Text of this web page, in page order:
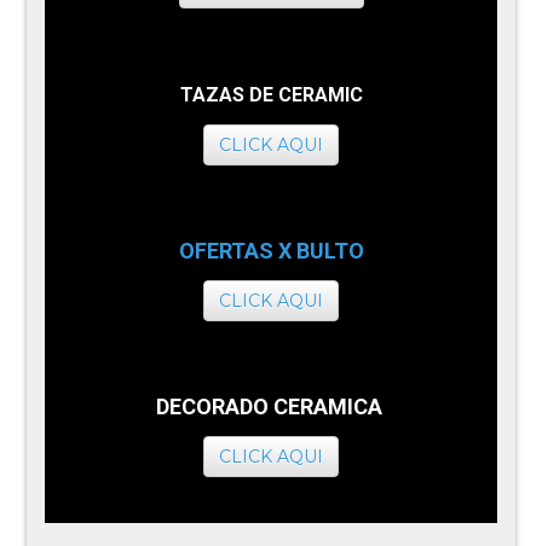
TAZAS DE CERAMIC
CLICK AQUI
OFERTAS X BULTO
CLICK AQUI
DECORADO CERAMICA
CLICK AQUI